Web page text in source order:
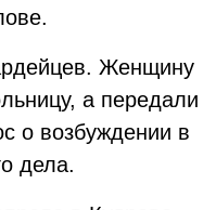
Женщину
а передали
о возбуждении в
дела.